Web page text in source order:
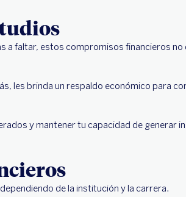
a faltar, estos compromisos financieros no
les brinda un respaldo económico para
y mantener tu capacidad de generar
de la institución y la carrera.